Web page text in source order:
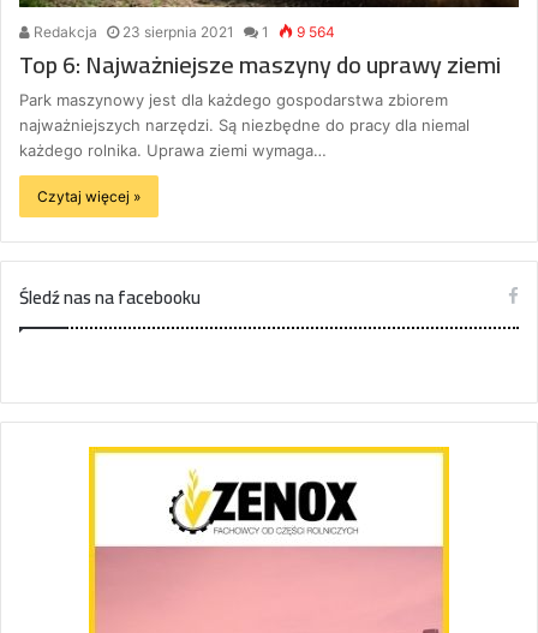
Redakcja 23 sierpnia 2021 1 9 564
Top 6: Najważniejsze maszyny do uprawy ziemi
Park maszynowy jest dla każdego gospodarstwa zbiorem
najważniejszych narzędzi. Są niezbędne do pracy dla niemal
każdego rolnika. Uprawa ziemi wymaga…
Czytaj więcej »
Śledź nas na facebooku